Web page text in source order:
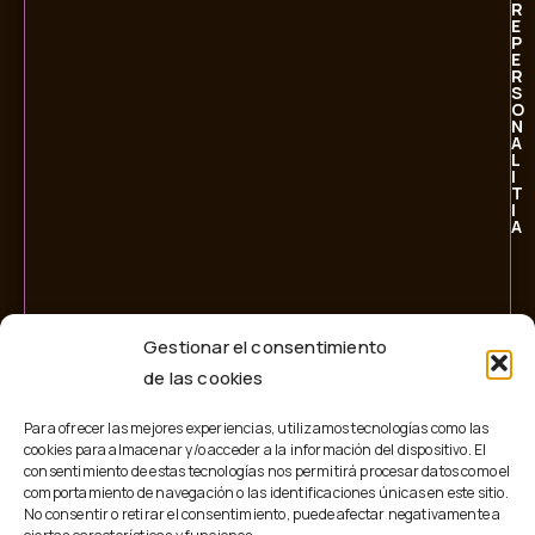
Gestionar el consentimiento
de las cookies
Para ofrecer las mejores experiencias, utilizamos tecnologías como las
cookies para almacenar y/o acceder a la información del dispositivo. El
consentimiento de estas tecnologías nos permitirá procesar datos como el
comportamiento de navegación o las identificaciones únicas en este sitio.
No consentir o retirar el consentimiento, puede afectar negativamente a
R
E
P
E
R
S
O
N
A
L
I
T
I
A